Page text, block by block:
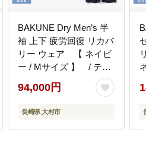
BAKUNE Dry Men’s 半
袖 上下 疲労回復 リカバ
リー ウェア 【 ネイビ
ー / Mサイズ 】 / テン
シャル bakune パジャマ
リカバリーウェア 疲労
回復 スウェット / 大村
[ACAD046]
94,000円
長崎県 大村市